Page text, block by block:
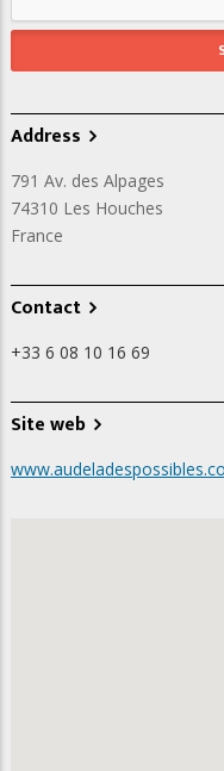
Address
791 Av. des Alpages
74310 Les Houches
France
Contact
+33 6 08 10 16 69
Site web